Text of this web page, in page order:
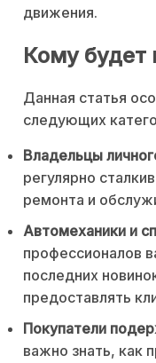
движения.
Кому будет
Данная статья
следующих
Владельцы
регулярно
ремонта и
Автомеханики и
профессионалов
последних
предоставлять
Покупатели
важно знать, как